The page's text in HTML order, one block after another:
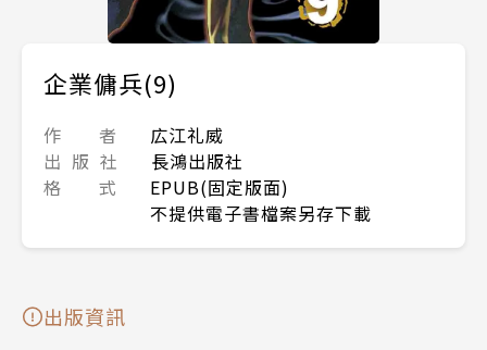
企業傭兵(9)
作 者
広江礼威
出 版 社
長鴻出版社
格 式
EPUB(固定版面)
不提供電子書檔案另存下載
出版資訊